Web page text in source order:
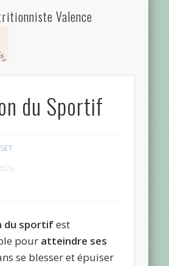
Valence
à Valence - 26000 - Drôme
du Sportif
du sportifest
pour atteindre ses
se blesser et épuiser